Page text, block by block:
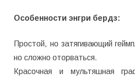
Особенности энгри бердз:
Простой, но затягивающий
но сложно оторваться.
Красочная и мультяшная